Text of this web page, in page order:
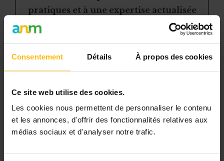
Consentement Détails À propos des cookies
Ce site web utilise des cookies.
Les cookies nous permettent de personnaliser le contenu
et les annonces, d'offrir des fonctionnalités relatives aux
médias sociaux et d'analyser notre trafic.
pratiques et à une expertise actualisée
pour gérer efficacement votre ASBL.
Avec votre abonnement, vous
bénéficiez de :
contenus du site
des articles, dossiers et conseils
pratiques régulièrement mis à jour
la veille sur les lois, règles et
jurisprudence